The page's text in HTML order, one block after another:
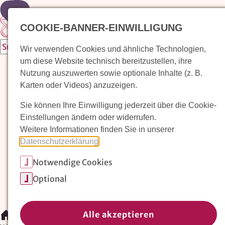
Zur Startseite
Waldorfkindergarten finden
Pädagogischer Ansatz
Arbeit im Waldorfkindergarten
Unser Verein
Magazin: Erziehungskunst frühe Kindheit
Waldorfkindergarten finden/
COOKIE-BANNER-EINWILLIGUNG
Wir verwenden Cookies und ähnliche Technologien,
um diese Website technisch bereitzustellen, ihre
Nutzung auszuwerten sowie optionale Inhalte (z. B.
Karten oder Videos) anzuzeigen.
Sie können Ihre Einwilligung jederzeit über die Cookie-
Einstellungen ändern oder widerrufen.
Weitere Informationen finden Sie in unserer
Datenschutzerklärung
Notwendige Cookies
Optional
Alle akzeptieren